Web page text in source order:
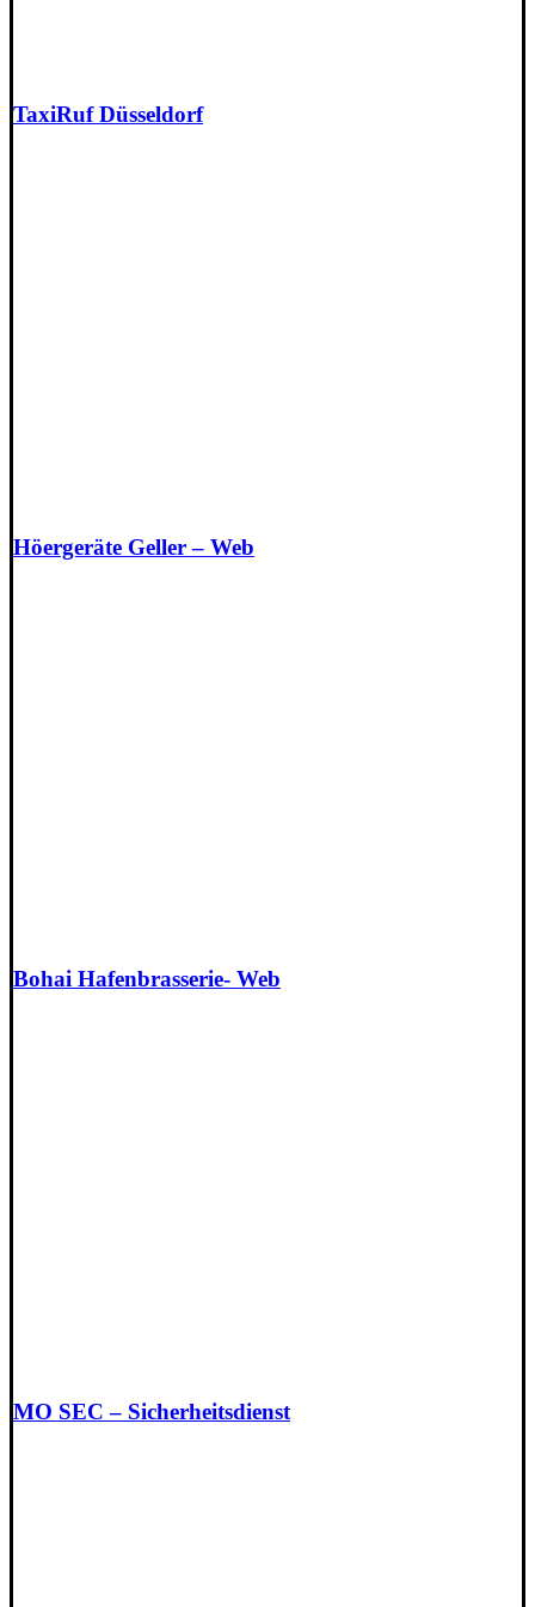
TaxiRuf Düsseldorf
Höergeräte Geller – Web
Bohai Hafenbrasserie- Web
MO SEC – Sicherheitsdienst